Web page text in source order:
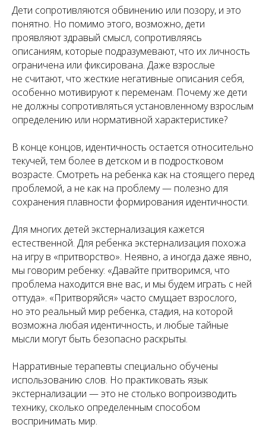
Дети сопротивляются обвинению или позору, и это
понятно. Но помимо этого, возможно, дети
проявляют здравый смысл, сопротивляясь
описаниям, которые подразумевают, что их личность
ограничена или фиксирована. Даже взрослые
не считают, что жесткие негативные описания себя,
особенно мотивируют к переменам. Почему же дети
не должны сопротивляться установленному взрослым
определению или нормативной характеристике?
В конце концов, идентичность остается относительно
текучей, тем более в детском и в подростковом
возрасте. Смотреть на ребенка как на стоящего перед
проблемой, а не как на проблему — полезно для
сохранения плавности формирования идентичности.
Для многих детей экстернализация кажется
естественной. Для ребенка экстернализация похожа
на игру в «притворство». Неявно, а иногда даже явно,
мы говорим ребенку: «Давайте притворимся, что
проблема находится вне вас, и мы будем играть с ней
оттуда». «Притворяйся» часто смущает взрослого,
но это реальный мир ребенка, стадия, на которой
возможна любая идентичность, и любые тайные
мысли могут быть безопасно раскрыты.
Нарративные терапевты специально обучены
использованию слов. Но практиковать язык
экстернализации — это не столько вопроизводить
технику, сколько определенным способом
воспринимать мир.